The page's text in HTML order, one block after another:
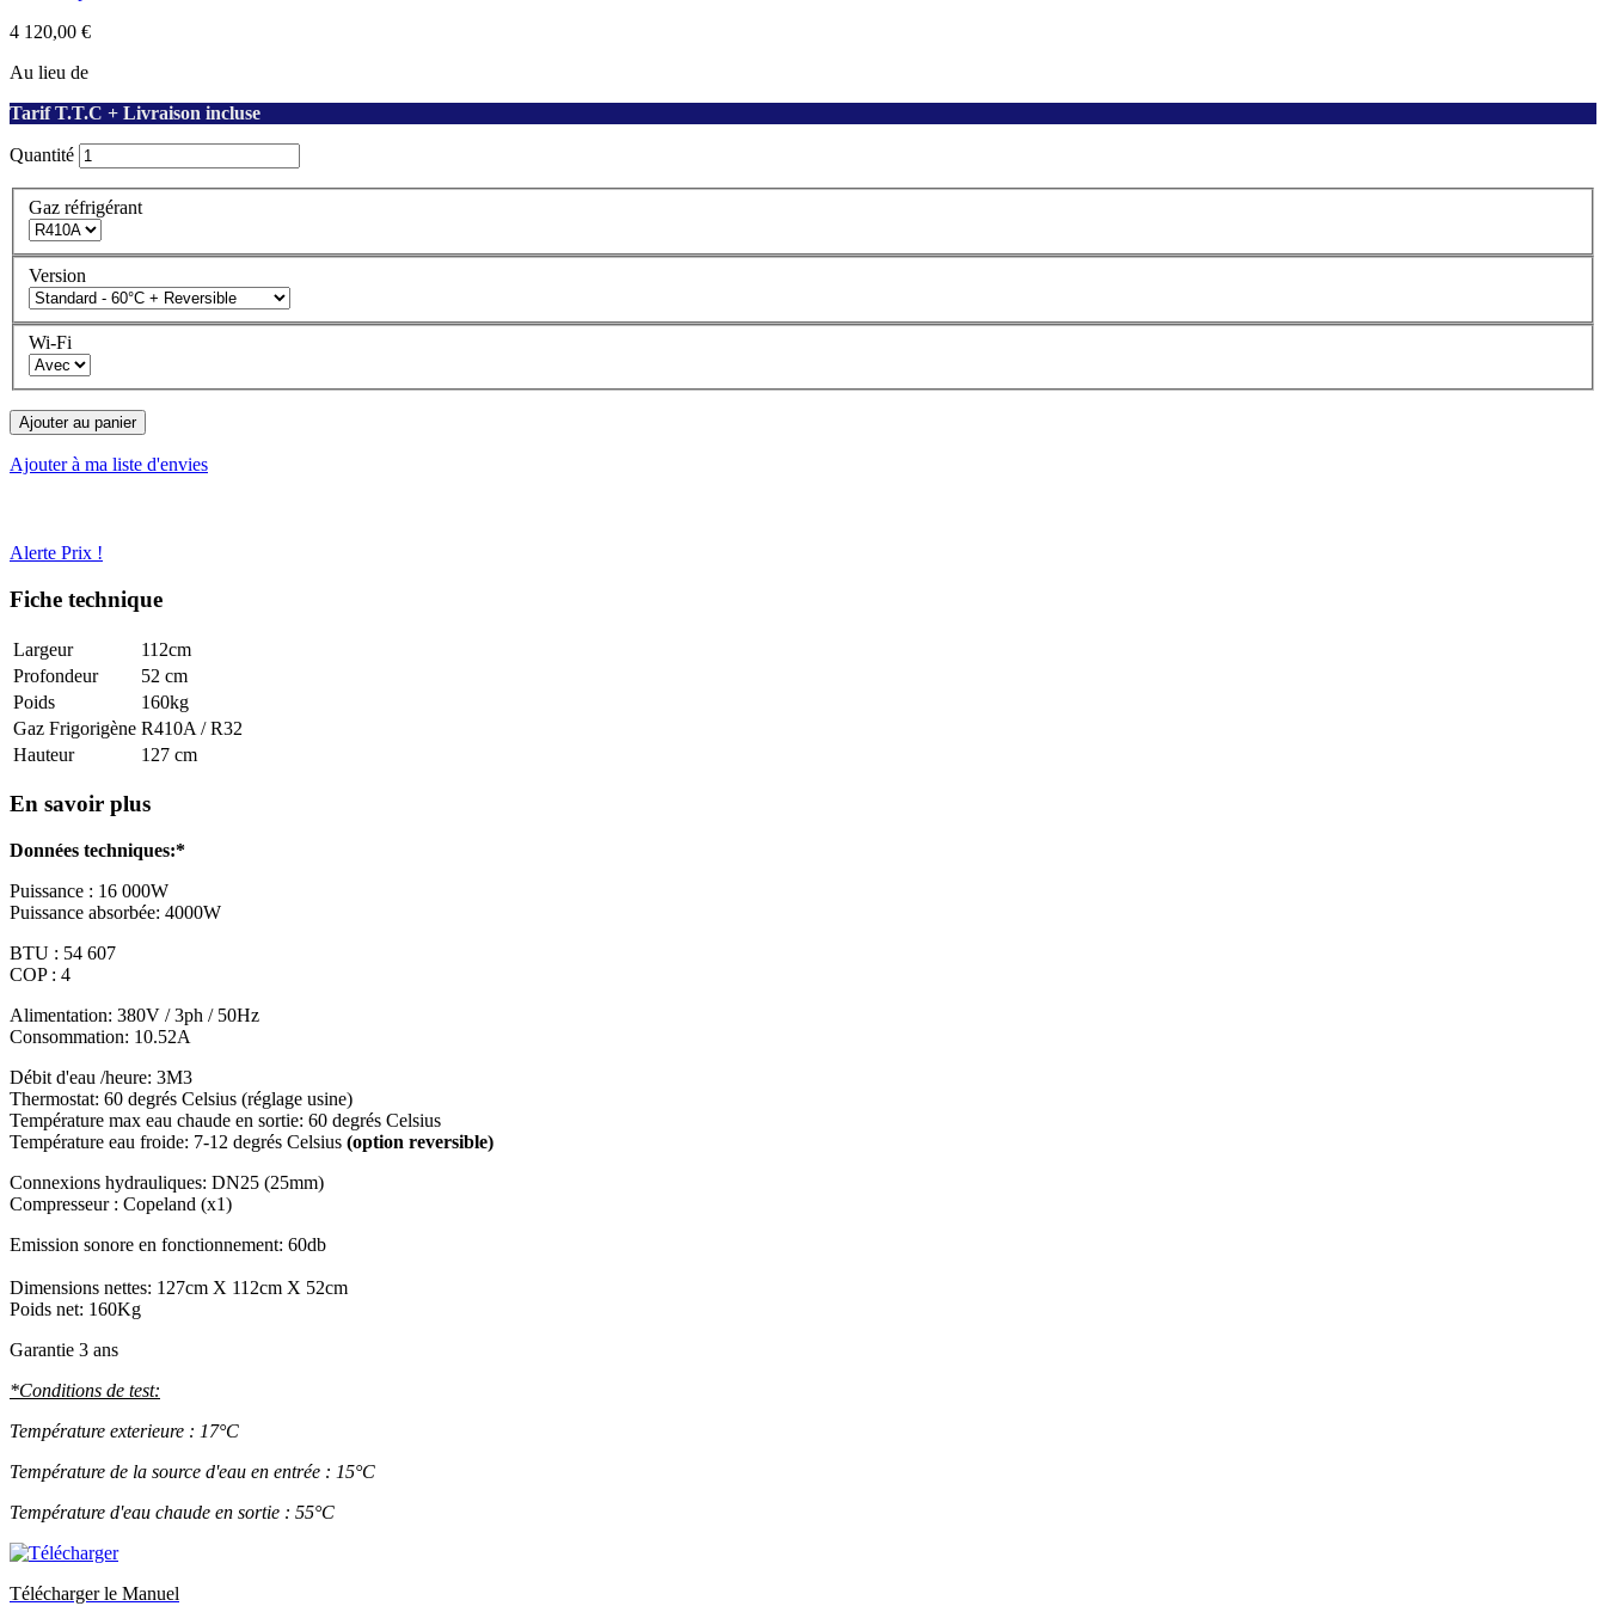
4 120,00 €
Au lieu de
Tarif T.T.C + Livraison incluse
Quantité
Gaz réfrigérant
Version
Wi-Fi
Ajouter au panier
Ajouter à ma liste d'envies
Alerte Prix !
Fiche technique
Largeur
112cm
Profondeur
52 cm
Poids
160kg
Gaz Frigorigène R410A / R32
Hauteur
127 cm
En savoir plus
Données techniques:*
Puissance : 16 000W
Puissance absorbée: 4000W
BTU : 54 607
COP : 4
Alimentation: 380V / 3ph / 50Hz
Consommation: 10.52A
Débit d'eau /heure: 3M3
Thermostat: 60 degrés Celsius (réglage usine)
Température max eau chaude en sortie: 60 degrés Celsius
Température eau froide: 7-12 degrés Celsius (option reversible)
Connexions hydrauliques: DN25 (25mm)
Compresseur : Copeland (x1)
Emission sonore en fonctionnement: 60db
Dimensions nettes: 127cm X 112cm X 52cm
Poids net: 160Kg
Garantie 3 ans
*Conditions de test:
Température exterieure : 17°C
Température de la source d'eau en entrée : 15°C
Température d'eau chaude en sortie : 55°C
Télécharger le Manuel